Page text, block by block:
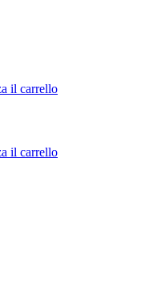
il carrello
il carrello